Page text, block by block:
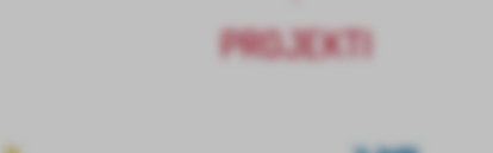
PROJEKTI